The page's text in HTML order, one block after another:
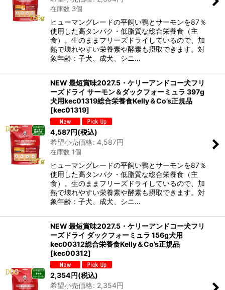
在庫数 3個
ヒューマングレードの平飼い鴨とサーモンを87％
使用した高タンパク・低脂質な総合栄養食（主
食）。生のままフリーズドライしているので、加
熱で壊れやすい栄養素や酵素も摂取できます。対
象年齢：子犬、成犬、シニ…
NEW 最短賞味2027.5・ケリーアンドコー犬フリ
ーズドライ サーモン＆ダックフォーミュラ 397g
犬用kec01319総合栄養食Kelly＆Co’s正規品
[kec01319]
4,587円(税込)
希望小売価格: 4,587円
在庫数 1個
ヒューマングレードの平飼い鴨とサーモンを87％
使用した高タンパク・低脂質な総合栄養食（主
食）。生のままフリーズドライしているので、加
熱で壊れやすい栄養素や酵素も摂取できます。対
象年齢：子犬、成犬、シニ…
NEW 最短賞味2027.5・ケリーアンドコー犬フリ
ーズドライ ダックフォーミュラ 156g犬用
kec00312総合栄養食Kelly＆Co’s正規品
[kec00312]
2,354円(税込)
希望小売価格: 2,354円